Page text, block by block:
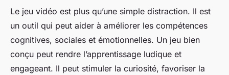
Le jeu vidéo est plus qu’une simple distraction. Il est
un outil qui peut aider à améliorer les compétences
cognitives, sociales et émotionnelles. Un jeu bien
conçu peut rendre l’apprentissage ludique et
engageant. Il peut stimuler la curiosité, favoriser la